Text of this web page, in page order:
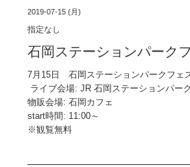
2019-07-15 (月)
指定なし
石岡ステーションパーク
7月15日 石岡ステーションパークフェ
ライブ会場: JR 石岡ステーションパーク
物販会場: 石岡カフェ
start時間: 11:00～
※観覧無料